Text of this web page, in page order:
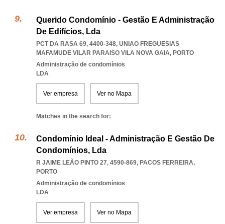
Querido Condomínio - Gestão E Administração
De Edifícios, Lda
PCT DA RASA 69, 4400-348, UNIAO FREGUESIAS
MAFAMUDE VILAR PARAISO VILA NOVA GAIA, PORTO
Administração de condomínios
LDA
Ver empresa Ver no Mapa
Matches in the search for:
Condomínio Ideal - Administração E Gestão De
Condomínios, Lda
R JAIME LEÃO PINTO 27, 4590-869, PACOS FERREIRA,
PORTO
Administração de condomínios
LDA
Ver empresa Ver no Mapa